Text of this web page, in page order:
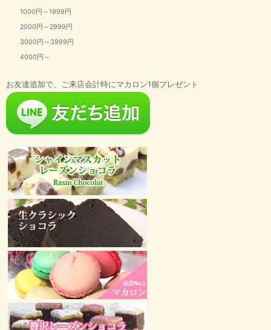
1000円～1999円
2000円～2999円
3000円～3999円
4000円～
お友達追加で、ご来店会計時にマカロン1個プレゼント